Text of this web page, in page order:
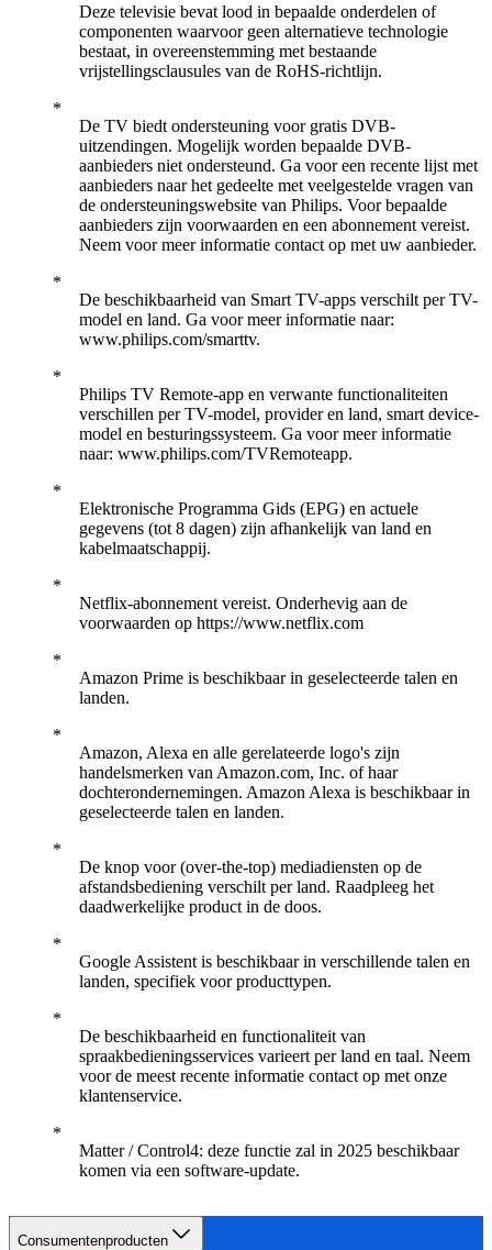
Deze televisie bevat lood in bepaalde onderdelen of
componenten waarvoor geen alternatieve technologie
bestaat, in overeenstemming met bestaande
vrijstellingsclausules van de RoHS-richtlijn.
De TV biedt ondersteuning voor gratis DVB-
uitzendingen. Mogelijk worden bepaalde DVB-
aanbieders niet ondersteund. Ga voor een recente lijst met
aanbieders naar het gedeelte met veelgestelde vragen van
de ondersteuningswebsite van Philips. Voor bepaalde
aanbieders zijn voorwaarden en een abonnement vereist.
Neem voor meer informatie contact op met uw aanbieder.
De beschikbaarheid van Smart TV-apps verschilt per TV-
model en land. Ga voor meer informatie naar:
www.philips.com/smarttv.
Philips TV Remote-app en verwante functionaliteiten
verschillen per TV-model, provider en land, smart device-
model en besturingssysteem. Ga voor meer informatie
naar: www.philips.com/TVRemoteapp.
Elektronische Programma Gids (EPG) en actuele
gegevens (tot 8 dagen) zijn afhankelijk van land en
kabelmaatschappij.
Netflix-abonnement vereist. Onderhevig aan de
voorwaarden op https://www.netflix.com
Amazon Prime is beschikbaar in geselecteerde talen en
landen.
Amazon, Alexa en alle gerelateerde logo's zijn
handelsmerken van Amazon.com, Inc. of haar
dochterondernemingen. Amazon Alexa is beschikbaar in
geselecteerde talen en landen.
De knop voor (over-the-top) mediadiensten op de
afstandsbediening verschilt per land. Raadpleeg het
daadwerkelijke product in de doos.
Google Assistent is beschikbaar in verschillende talen en
landen, specifiek voor producttypen.
De beschikbaarheid en functionaliteit van
spraakbedieningsservices varieert per land en taal. Neem
voor de meest recente informatie contact op met onze
klantenservice.
Matter / Control4: deze functie zal in 2025 beschikbaar
komen via een software-update.
Consumentenproducten